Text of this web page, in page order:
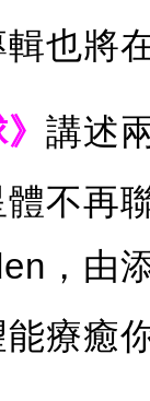
也將
講述
不再
，由
療癒